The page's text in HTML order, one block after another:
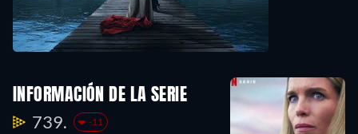
INFORMACIÓN DE LA SERIE
739. -11